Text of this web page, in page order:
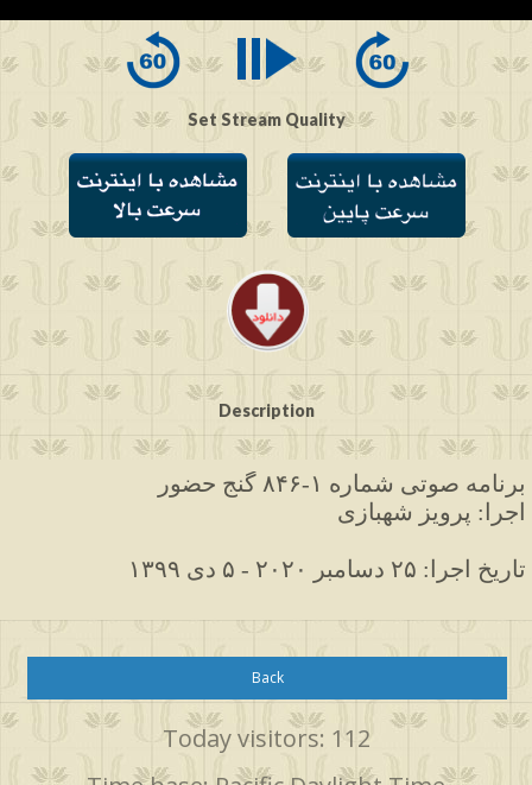
of
Set Stream Quality
Description
برنامه صوتی شماره ۱-۸۴۶ گنج حضور
اجرا: پرویز شهبازی
۱۳۹۹ تاریخ اجرا: ۲۵ دسامبر ۲۰۲۰ - ۵ دی
Back
Today visitors: 112